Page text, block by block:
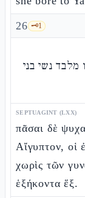
26 🗝️1
נשי בני
SEPTUAGINT (LXX)
πᾶσαι δὲ
Αἴγυπτον, οἱ
χωρὶς τῶν
ἑξήκοντα ἕξ.